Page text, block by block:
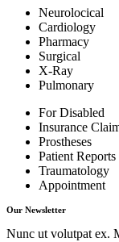
Neurolocical
Cardiology
Pharmacy
Surgical
X-Ray
Pulmonary
For Disabled
Insurance
Prostheses
Patient Reports
Traumatology
Appointment
Our Newsletter
Nunc ut volutpat ex.